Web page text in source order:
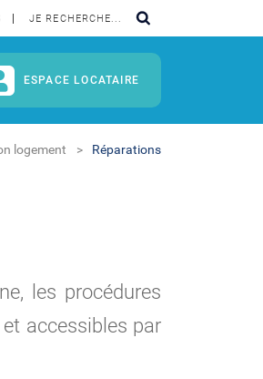
ESPACE LOCATAIRE
logement Réparations
les procédures
accessibles par